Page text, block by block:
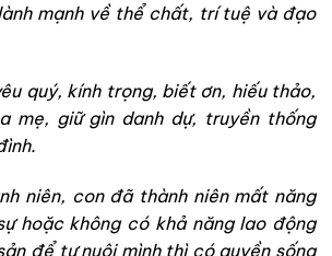
mạnh về thể chất, trí tuệ và đạo
quý, kính trọng, biết ơn, hiếu thảo,
mẹ, giữ gìn danh dự, truyền thống
niên, con đã thành niên mất năng
hoặc không có khả năng lao động
để tự nuôi mình thì có quyền sống